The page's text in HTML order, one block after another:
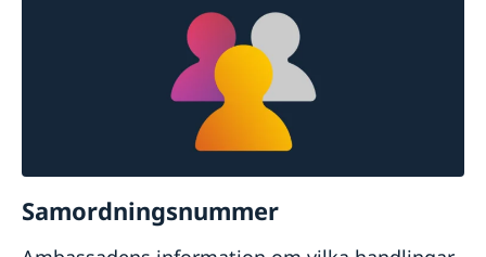
Samordningsnummer